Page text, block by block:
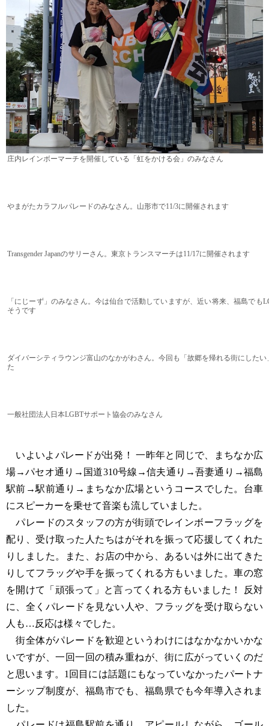
庄内レインボーマーチを開催している「虹をかける会」のみなさん
やまがたカラフルパレードのみなさん。山形市で11/3に開催されます
Transgender Japanのサリーさん。東京トランスマーチは11/17に開催されます
「にじーず」のみなさん。今は仙台で活動していますが、近い将来、福島でも
そうです
ダイバーシティラウンジ富山のなかがわさん。今回も「故郷を帰れる街にした
た
一般社団法人日本LGBTサポート協会のみなさん
いよいよパレードが出発！ 一昨年と同じで、まちなか広
場→パセオ通り→国道310号線→信夫通り→吾妻通り→福島
駅前→駅前通り→まちなか広場というコースでした。台車
にスピーカーを乗せて音楽も流していました。
パレードのスタッフの方が街頭でレインボーフラッグを
配り、受け取った人たちはがそれを振って応援してくれた
りしました。また、お店の中から、あるいは外に出てきた
りしてフラッグや手を振ってくれる方もいました。車の窓
を開けて「頑張って」と言ってくれる方もいました！ 反対
に、全くパレードを見ない人や、フラッグを受け取らない
人も…反応は様々でした。
街全体がパレードを歓迎というわけにはなかなかいかな
いですが、一回一回の積み重ねが、街に広がっていくのだ
と思います。1回目には話題にもなっていなかったパートナ
ーシップ制度が、福島市でも、福島県でも今年導入されま
した。